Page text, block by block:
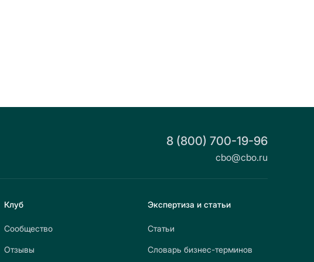
8 (800) 700-19-96
cbo@cbo.ru
Клуб
Сообщество
Отзывы
Экспертиза и статьи
Статьи
Словарь бизнес-терминов